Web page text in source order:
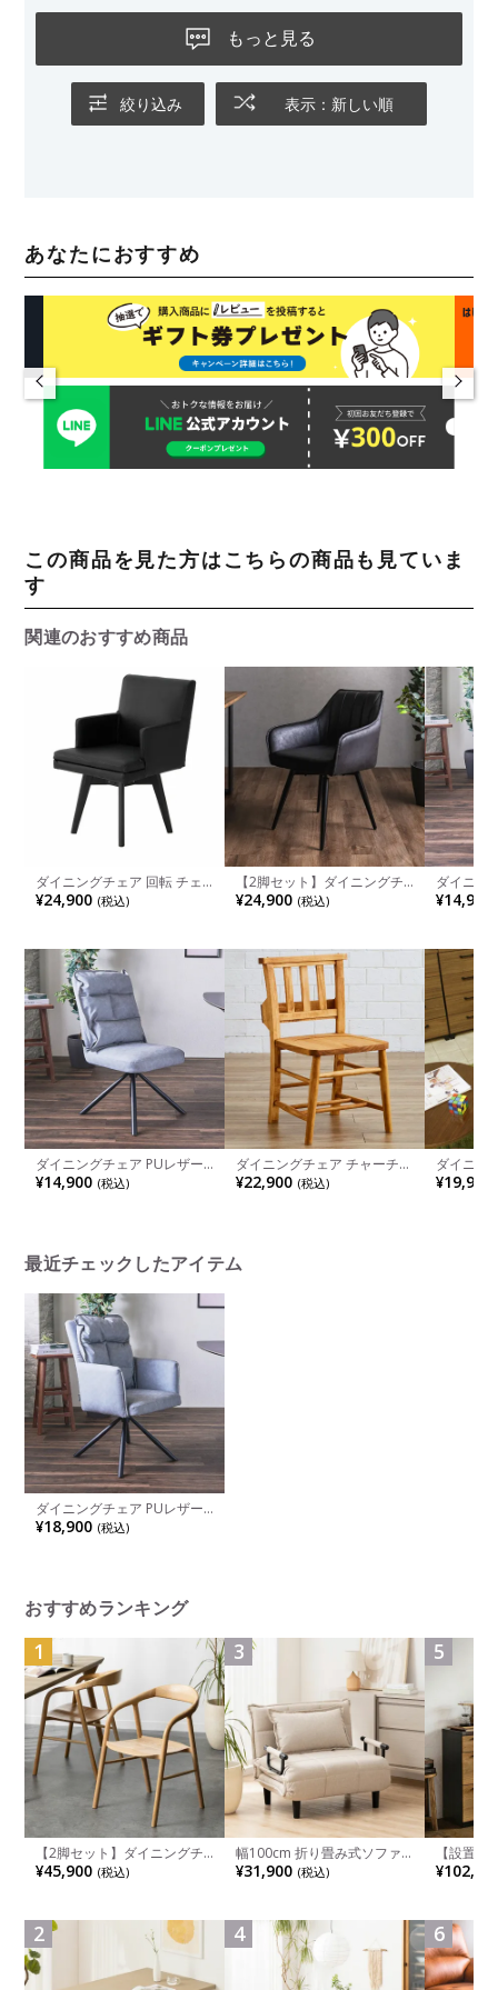
もっと見る
絞り込み 表示：新しい順
あなたにおすすめ
この商品を見た方はこちらの商品も見ていま
す
関連のおすすめ商品
ダイニングチェア 回転 チェ
ア 肘付き PVCレザー 合皮 椅
子 食卓椅子 回転椅子 ラウン
ング ブラック 黒
¥24,900 (税込)
【2脚セット】ダイニングチ
ェア レザーファブリック 回
転 肘付き チェア リビング椅
ラック グレージュ
¥24,900 (税込)
ダイニン
回転 いす
ア ポケッ
ワイト ブ
¥14,900
ダイニングチェア PUレザー
回転 いす 椅子 リビング チェ
ア ポケットコイル 肘なしチ
¥14,900 (税込)
ダイニングチェア チャーチチ
ェア アトリエ 木製 無垢材 パ
イン材 板座 収納付き 椅子 食
¥22,900 (税込)
ダイニン
レザー フ
スクチェ
¥19,900
最近チェックしたアイテム
ダイニングチェア PUレザー
回転 いす 椅子 リビング チェ
ア ポケットコイル 肘付きチ
¥18,900 (税込)
おすすめランキング
1
【2脚セット】ダイニングチ
ェア 木製 LUGA 肘付き チェ
ア 天然木 リビング椅子 板座
ュラル ブラウン 完成品
¥45,900 (税込)
2
3
幅100cm 折り畳み式ソファ
ベッド コンパクト リクライ
ニング カウチスタイル 省ス
¥31,900 (税込)
4
5
【設置
チンカウ
板 引き出
れ ウッデ
ル グレー
6